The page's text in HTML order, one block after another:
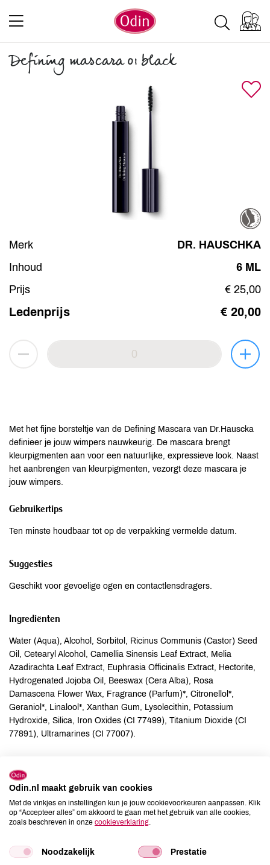
Defining mascara 01 black
Merk
DR. HAUSCHKA
Inhoud
6 ML
Prijs
€ 25,00
Ledenprijs € 20,00
Met het fijne borsteltje van de Defining Mascara van Dr.Hauscka
definieer je jouw wimpers nauwkeurig. De mascara brengt
kleurpigmenten aan voor een natuurlijke, expressieve look. Naast
het aanbrengen van kleurpigmenten, vezorgt deze mascara je
jouw wimpers.
Gebruikertips
Ten minste houdbaar tot op de verpakking vermelde datum.
Suggesties
Geschikt voor gevoelige ogen en contactlensdragers.
Ingrediënten
Water (Aqua), Alcohol, Sorbitol, Ricinus Communis (Castor) Seed
Oil, Cetearyl Alcohol, Camellia Sinensis Leaf Extract, Melia
Azadirachta Leaf Extract, Euphrasia Officinalis Extract, Hectorite,
Hydrogenated Jojoba Oil, Beeswax (Cera Alba), Rosa
Damascena Flower Wax, Fragrance (Parfum)*, Citronellol*,
Geraniol*, Linalool*, Xanthan Gum, Lysolecithin, Potassium
Hydroxide, Silica, Iron Oxides (CI 77499), Titanium Dioxide (CI
77891), Ultramarines (CI 77007).
Aardnoten
onbekend
Ei
onbekend
Gluten
onbekend
Lupine
onbekend
Odin.nl maakt gebruik van cookies
Met de vinkjes en instellingen kun je jouw cookievoorkeuren aanpassen. Klik
op “Accepteer alles” om akkoord te gaan met het gebruik van alle cookies,
zoals beschreven in onze cookieverklaring.
Noodzakelijk Prestatie